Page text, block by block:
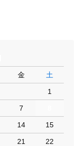
金 土
1
7
14 15
21 22